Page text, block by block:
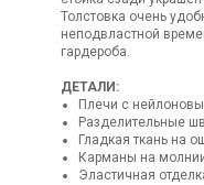
Толстовка очень
неподвластной
гардероба.
ДЕТАЛИ:
Плечи с
Разделительные
Гладкая ткань на
Карманы на
Эластичная